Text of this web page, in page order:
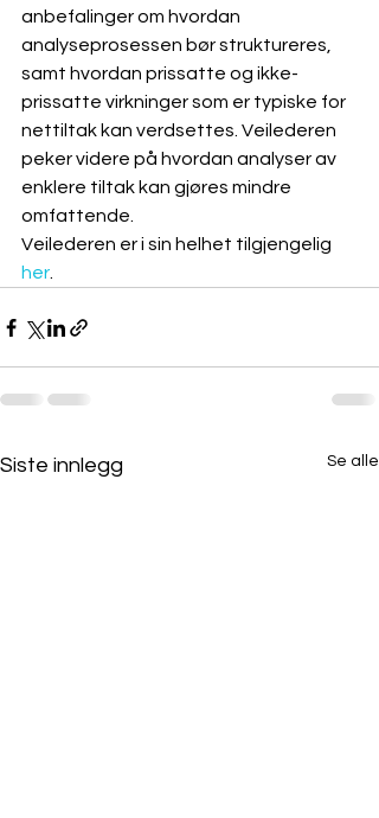
anbefalinger om hvordan
analyseprosessen bør struktureres,
samt hvordan prissatte og ikke-
prissatte virkninger som er typiske for
nettiltak kan verdsettes. Veilederen
peker videre på hvordan analyser av
enklere tiltak kan gjøres mindre
omfattende.
Veilederen er i sin helhet tilgjengelig
her
Siste innlegg Se alle